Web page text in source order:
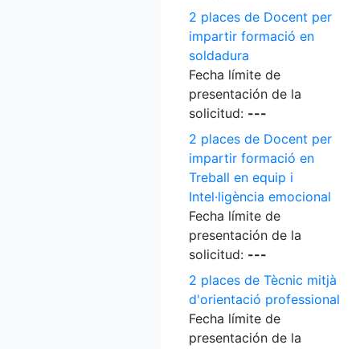
2 places de Docent per
impartir formació en
soldadura
Fecha límite de
presentación de la
solicitud: ---
2 places de Docent per
impartir formació en
Treball en equip i
Intel·ligència emocional
Fecha límite de
presentación de la
solicitud: ---
2 places de Tècnic mitjà
d'orientació professional
Fecha límite de
presentación de la